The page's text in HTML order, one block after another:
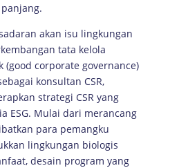
akan isu lingkungan
tata kelola
(good corporate governance)
konsultan CSR,
strategi CSR yang
ESG. Mulai dari merancang
para pemangku
lingkungan biologis
desain program yang